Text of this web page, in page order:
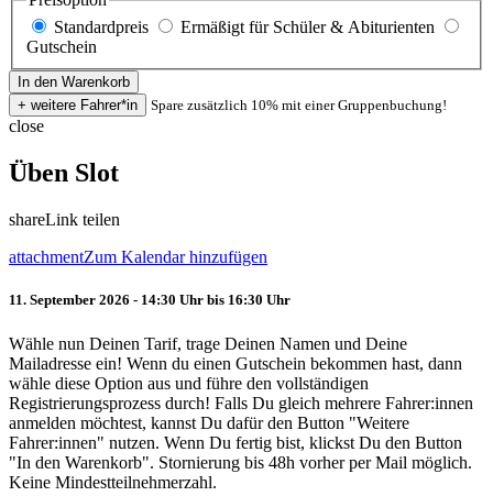
Standardpreis
Ermäßigt für Schüler & Abiturienten
Gutschein
Spare zusätzlich 10% mit einer Gruppenbuchung!
close
Üben Slot
shareLink teilen
attachmentZum Kalendar hinzufügen
11. September 2026 - 14:30 Uhr bis 16:30 Uhr
Wähle nun Deinen Tarif, trage Deinen Namen und Deine
Mailadresse ein! Wenn du einen Gutschein bekommen hast, dann
wähle diese Option aus und führe den vollständigen
Registrierungsprozess durch! Falls Du gleich mehrere Fahrer:innen
anmelden möchtest, kannst Du dafür den Button "Weitere
Fahrer:innen" nutzen. Wenn Du fertig bist, klickst Du den Button
"In den Warenkorb". Stornierung bis 48h vorher per Mail möglich.
Keine Mindestteilnehmerzahl.